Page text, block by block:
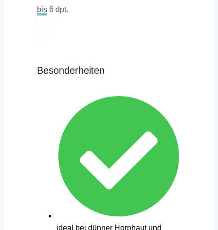
bis 6 dpt.
Besonderheiten
ideal bei dünner Hornhaut und